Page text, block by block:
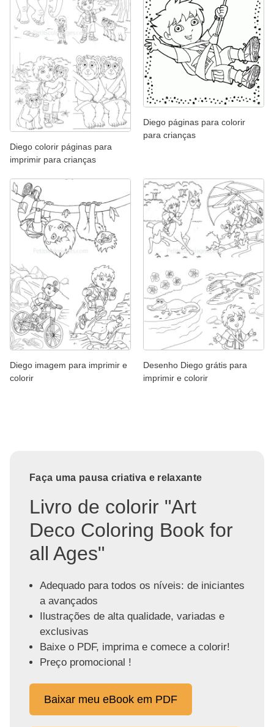
Diego colorir páginas para
imprimir para crianças
Diego páginas para colorir
para crianças
Diego imagem para imprimir e
colorir
Desenho Diego grátis para
imprimir e colorir
Faça uma pausa criativa e relaxante
Livro de colorir "Art
Deco Coloring Book for
all Ages"
Adequado para todos os níveis: de iniciantes
a avançados
Ilustrações de alta qualidade, variadas e
exclusivas
Baixe o PDF, imprima e comece a colorir!
Preço promocional !
Baixar meu eBook em PDF